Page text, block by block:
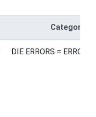
Category
DIE ERRORS = ERRORI